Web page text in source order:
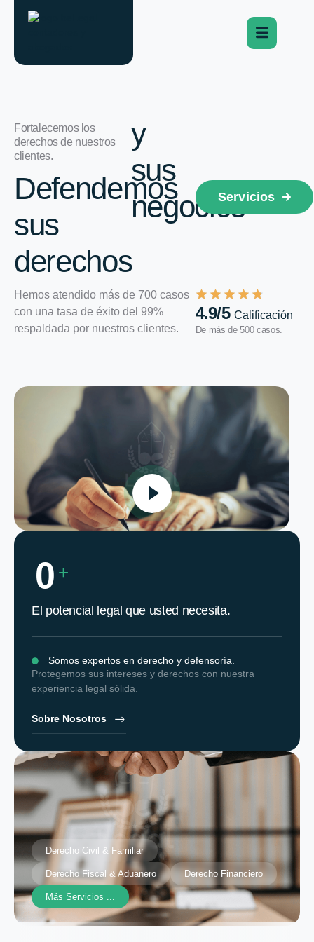
Fortalecemos los
derechos de nuestros
clientes.
Defendemos
sus
derechos
y
sus
negociosServicios
Hemos atendido más de 700 casos
con una tasa de éxito del 99%
respaldada por nuestros clientes.
4.9/5Calificación
De más de 500 casos.
0 +
El potencial legal que usted necesita.
Somos expertos en derecho y defensoría.
Protegemos sus intereses y derechos con nuestra
experiencia legal sólida.
Sobre Nosotros
Derecho Civil & Familiar
Derecho Fiscal & Aduanero Derecho Financiero
Más Servicios ...